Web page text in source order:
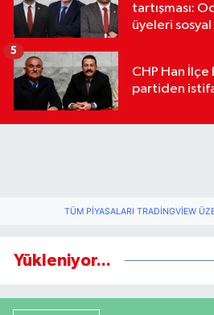
tartışması:
üyeleri sosyal
CHP Han İlçe
partiden
5
TÜM PIYASALARI TRADINGVIEW
Yükleniyor...